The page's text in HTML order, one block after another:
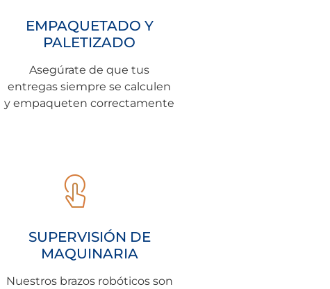
EMPAQUETADO Y
PALETIZADO
Asegúrate de que tus
entregas siempre se calculen
y empaqueten correctamente
SUPERVISIÓN DE
MAQUINARIA
Nuestros brazos robóticos son